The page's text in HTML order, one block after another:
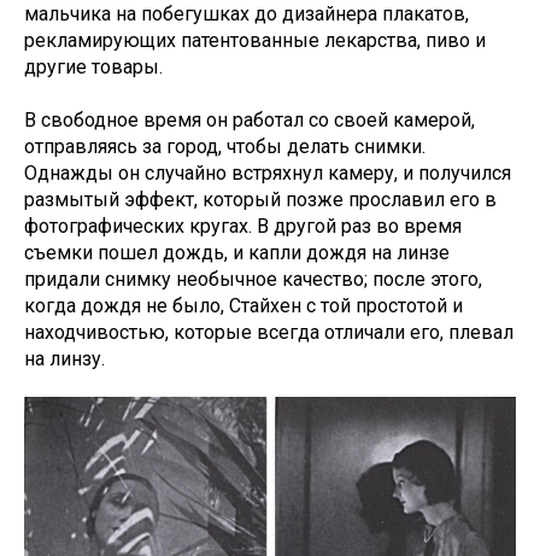
мальчика на побегушках до дизайнера плакатов,
рекламирующих патентованные лекарства, пиво и
другие товары.
В свободное время он работал со своей камерой,
отправляясь за город, чтобы делать снимки.
Однажды он случайно встряхнул камеру, и получился
размытый эффект, который позже прославил его в
фотографических кругах. В другой раз во время
съемки пошел дождь, и капли дождя на линзе
придали снимку необычное качество; после этого,
когда дождя не было, Стайхен с той простотой и
находчивостью, которые всегда отличали его, плевал
на линзу.